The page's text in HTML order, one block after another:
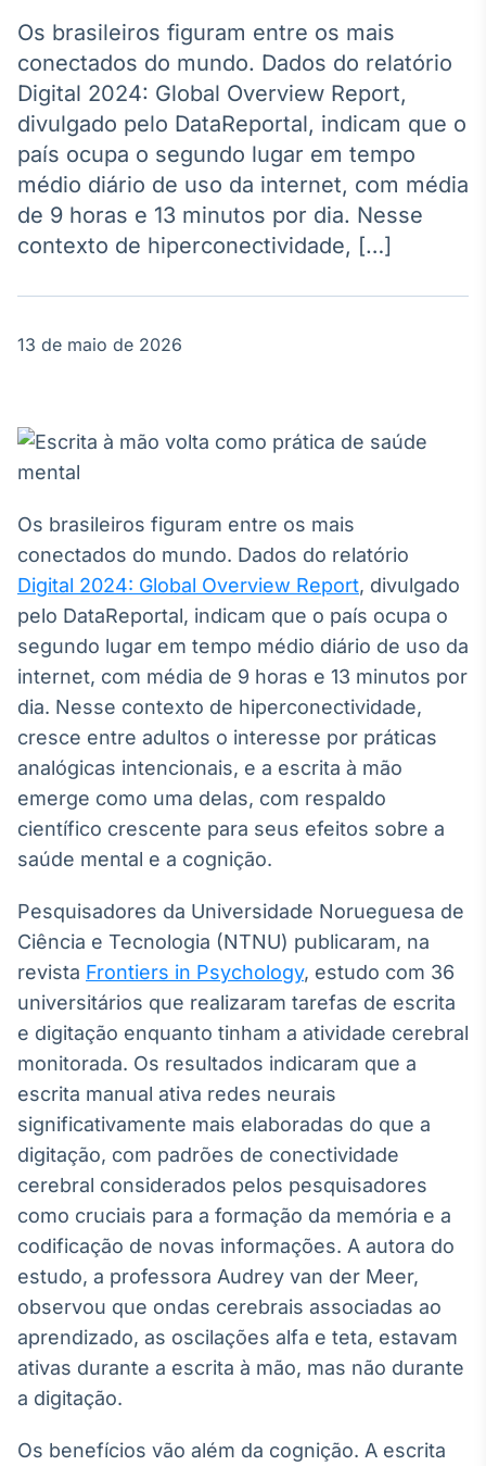
Agro
Tudo sobre o
agronegócio
Broadcast
Político
Os bastidores da
política em
tempo real
White Label
Plataforma para
conteúdos
personalizados
Soluções de Dados
e Conteúdos
OTC
Plataforma para
negociação de
Broadcast
conteúdos e
dados
Broadcast
Ticker
Cotações e
headlines de
Broadcast
Widgets
Componentes
para conteúdos e
funcionalidades
Broadcast
Wallboard
Conteúdos e
Os brasileiros figuram entre os mais
conectados do mundo. Dados do relatório
Digital 2024: Global Overview Report,
divulgado pelo DataReportal, indicam que o
país ocupa o segundo lugar em tempo
médio diário de uso da internet, com média
de 9 horas e 13 minutos por dia. Nesse
contexto de hiperconectividade, […]
13 de maio de 2026
Os brasileiros figuram entre os mais
conectados do mundo. Dados do relatório
Digital 2024: Global Overview Report, divulgado
pelo DataReportal, indicam que o país ocupa o
segundo lugar em tempo médio diário de uso da
internet, com média de 9 horas e 13 minutos por
dia. Nesse contexto de hiperconectividade,
cresce entre adultos o interesse por práticas
analógicas intencionais, e a escrita à mão
emerge como uma delas, com respaldo
científico crescente para seus efeitos sobre a
saúde mental e a cognição.
Pesquisadores da Universidade Norueguesa de
Ciência e Tecnologia (NTNU) publicaram, na
revista Frontiers in Psychology, estudo com 36
universitários que realizaram tarefas de escrita
e digitação enquanto tinham a atividade cerebral
monitorada. Os resultados indicaram que a
escrita manual ativa redes neurais
significativamente mais elaboradas do que a
digitação, com padrões de conectividade
cerebral considerados pelos pesquisadores
como cruciais para a formação da memória e a
codificação de novas informações. A autora do
estudo, a professora Audrey van der Meer,
observou que ondas cerebrais associadas ao
aprendizado, as oscilações alfa e teta, estavam
ativas durante a escrita à mão, mas não durante
a digitação.
Os benefícios vão além da cognição. A escrita